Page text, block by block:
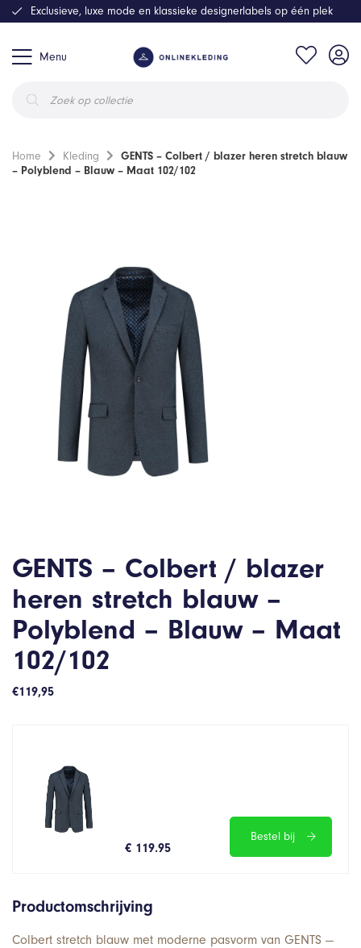
Menu
zoeken
Exclusieve, luxe mode en klassieke designerlabels op één plek
Home Kleding
GENTS – Colbert / blazer heren stretch blauw
– Polyblend – Blauw – Maat 102/102
GENTS – Colbert / blazer
heren stretch blauw –
Polyblend – Blauw – Maat
102/102
€119,95
€ 119.95
Bestel bij
Productomschrijving
Colbert stretch blauw met moderne pasvorm van GENTS —